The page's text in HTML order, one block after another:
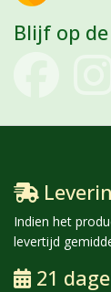
Blijf op
Indien het
levertijd
21